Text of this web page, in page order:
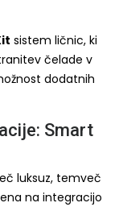
sistem ličnic, ki
čelade v
dodatnih
Smart
luksuz, temveč
na integracijo